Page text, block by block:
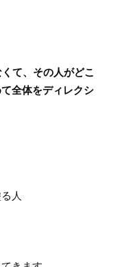
て、その人がどこ
全体をディレクシ
人